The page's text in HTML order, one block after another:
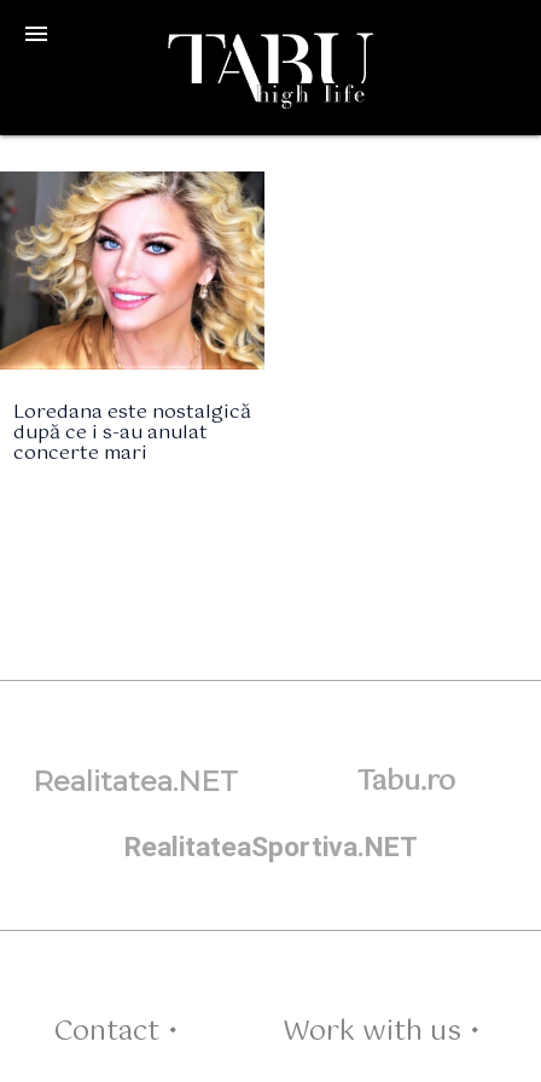
menu
Loredana este nostalgică
după ce i s-au anulat
concerte mari
Realitatea.NET Tabu.ro
RealitateaSportiva.NET
Contact • Work with us •